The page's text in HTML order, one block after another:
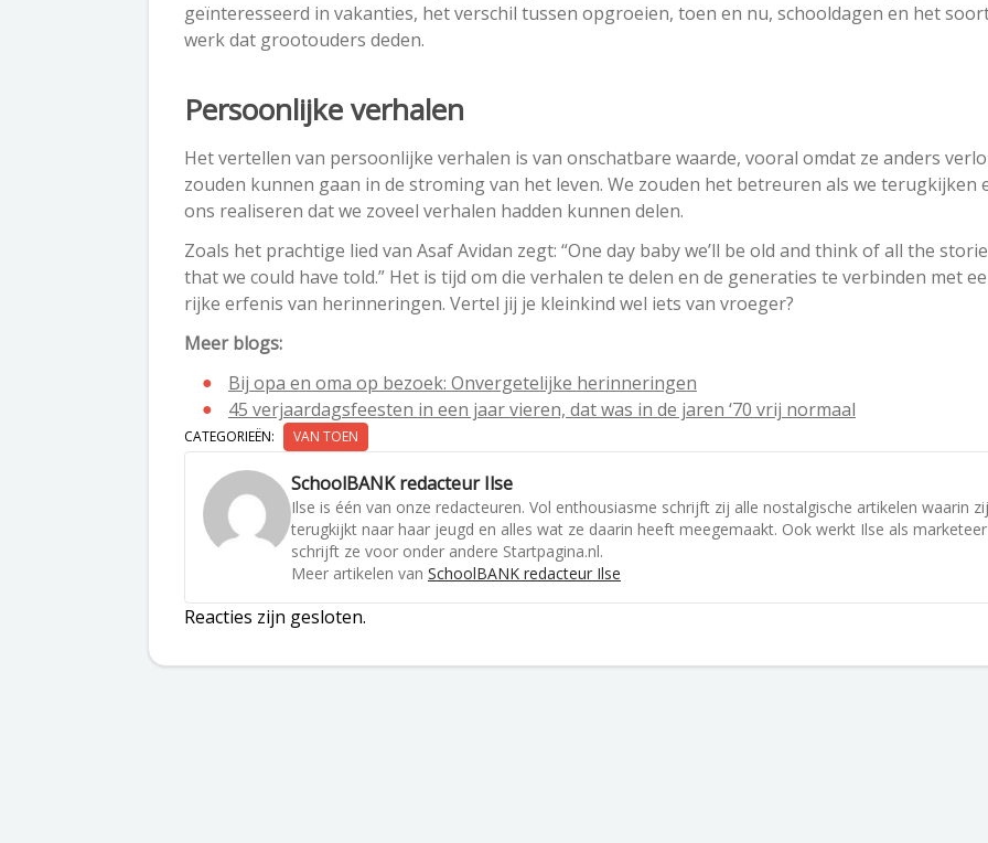
geïnteresseerd in vakanties, het verschil tussen opgroeien, toen en nu, schooldagen en het
werk dat grootouders deden.
Persoonlijke verhalen
Het vertellen van persoonlijke verhalen is van onschatbare waarde, vooral omdat ze anders
zouden kunnen gaan in de stroming van het leven. We zouden het betreuren als we terugkijken
ons realiseren dat we zoveel verhalen hadden kunnen delen.
Zoals het prachtige lied van Asaf Avidan zegt: “One day baby we’ll be old and think of all the
that we could have told.” Het is tijd om die verhalen te delen en de generaties te verbinden met
rijke erfenis van herinneringen. Vertel jij je kleinkind wel iets van vroeger?
Meer blogs:
Bij opa en oma op bezoek: Onvergetelijke herinneringen
45 verjaardagsfeesten in een jaar vieren, dat was in de jaren ‘70 vrij normaal
CATEGORIEËN: VAN TOEN
SchoolBANK redacteur Ilse
Ilse is één van onze redacteuren. Vol enthousiasme schrijft zij alle nostalgische artikelen waarin zij
terugkijkt naar haar jeugd en alles wat ze daarin heeft meegemaakt. Ook werkt Ilse als
schrijft ze voor onder andere Startpagina.nl.
Meer artikelen van SchoolBANK redacteur Ilse
Reacties zijn gesloten.